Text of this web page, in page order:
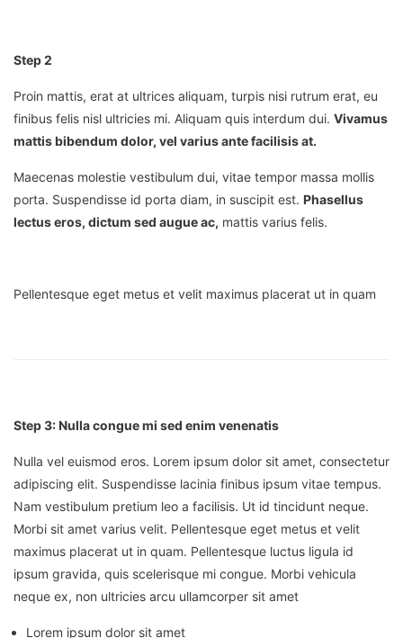
Step 2
Proin mattis, erat at ultrices aliquam, turpis nisi rutrum erat, eu
finibus felis nisl ultricies mi. Aliquam quis interdum dui. Vivamus
mattis bibendum dolor, vel varius ante facilisis at.
Maecenas molestie vestibulum dui, vitae tempor massa mollis
porta. Suspendisse id porta diam, in suscipit est. Phasellus
lectus eros, dictum sed augue ac, mattis varius felis.
Pellentesque eget metus et velit maximus placerat ut in quam
Step 3: Nulla congue mi sed enim venenatis
Nulla vel euismod eros. Lorem ipsum dolor sit amet, consectetur
adipiscing elit. Suspendisse lacinia finibus ipsum vitae tempus.
Nam vestibulum pretium leo a facilisis. Ut id tincidunt neque.
Morbi sit amet varius velit. Pellentesque eget metus et velit
maximus placerat ut in quam. Pellentesque luctus ligula id
ipsum gravida, quis scelerisque mi congue. Morbi vehicula
neque ex, non ultricies arcu ullamcorper sit amet
Lorem ipsum dolor sit amet